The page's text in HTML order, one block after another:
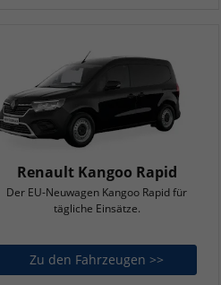
Renault Kangoo Rapid
Der EU-Neuwagen Kangoo Rapid für
tägliche Einsätze.
Zu den Fahrzeugen >>